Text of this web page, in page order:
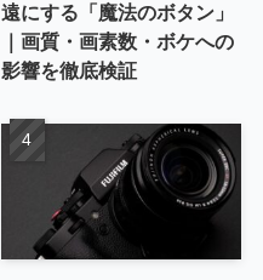
遠にする「魔法のボタン」
｜画質・画素数・ボケへの
影響を徹底検証